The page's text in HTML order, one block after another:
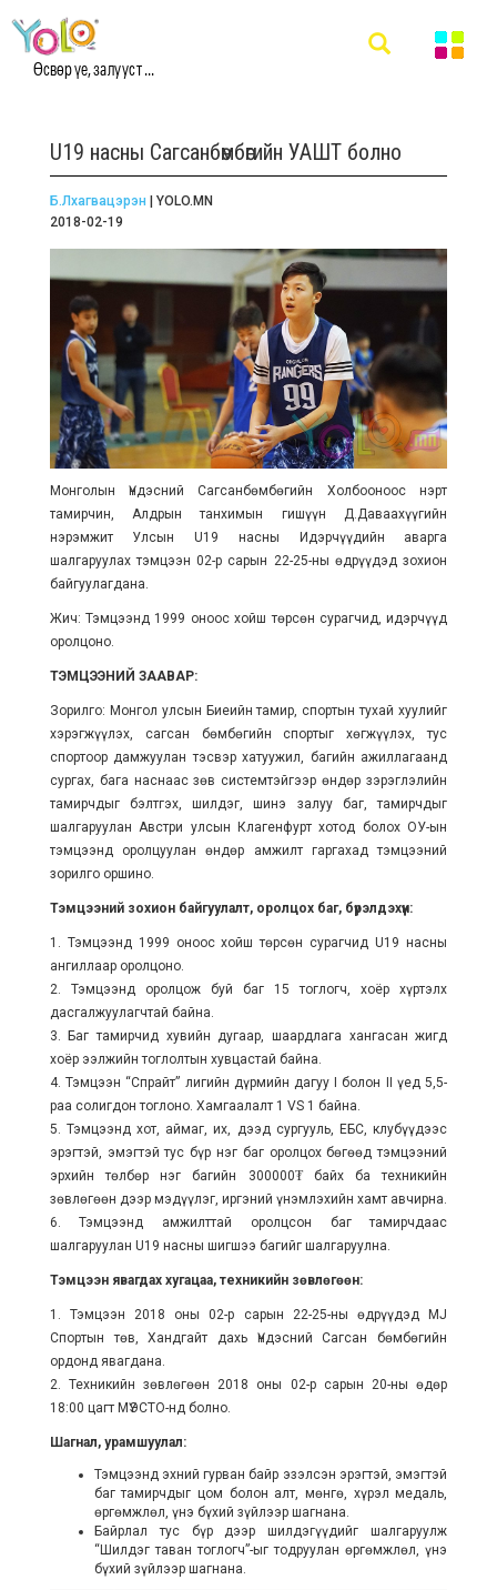
Өсвөр үе, залууст ...
U19 насны Сагсанбөмбөгийн УАШТ болно
Б.Лхагвацэрэн | YOLO.MN
2018-02-19
Монголын Үндэсний Сагсанбөмбөгийн Холбооноос нэрт
тамирчин, Алдрын танхимын гишүүн Д.Даваахүүгийн
нэрэмжит Улсын U19 насны Идэрчүүдийн аварга
шалгаруулах тэмцээн 02-р сарын 22-25-ны өдрүүдэд зохион
байгуулагдана.
Жич: Тэмцээнд 1999 оноос хойш төрсөн сурагчид, идэрчүүд
оролцоно.
ТЭМЦЭЭНИЙ ЗААВАР:
Зорилго: Монгол улсын Биеийн тамир, спортын тухай хуулийг
хэрэгжүүлэх, сагсан бөмбөгийн спортыг хөгжүүлэх, тус
спортоор дамжуулан тэсвэр хатуужил, багийн ажиллагаанд
сургах, бага наснаас зөв системтэйгээр өндөр зэрэглэлийн
тамирчдыг бэлтгэх, шилдэг, шинэ залуу баг, тамирчдыг
шалгаруулан Австри улсын Клагенфурт хотод болох ОУ-ын
тэмцээнд оролцуулан өндөр амжилт гаргахад тэмцээний
зорилго оршино.
Тэмцээний зохион байгуулалт, оролцох баг, бүрэлдэхүүн:
1. Тэмцээнд 1999 оноос хойш төрсөн сурагчид U19 насны
ангиллаар оролцоно.
2. Тэмцээнд оролцож буй баг 15 тоглогч, хоёр хүртэлх
дасгалжуулагчтай байна.
3. Баг тамирчид хувийн дугаар, шаардлага хангасан жигд
хоёр ээлжийн тоглолтын хувцастай байна.
4. Тэмцээн “Спрайт” лигийн дүрмийн дагуу I болон II үед 5,5-
раа солигдон тоглоно. Хамгаалалт 1 VS 1 байна.
5. Тэмцээнд хот, аймаг, их, дээд сургууль, ЕБС, клубүүдээс
эрэгтэй, эмэгтэй тус бүр нэг баг оролцох бөгөөд тэмцээний
эрхийн төлбөр нэг багийн 300000₮ байх ба техникийн
зөвлөгөөн дээр мэдүүлэг, иргэний үнэмлэхийн хамт авчирна.
6. Тэмцээнд амжилттай оролцсон баг тамирчдаас
шалгаруулан U19 насны шигшээ багийг шалгаруулна.
Тэмцээн явагдах хугацаа, техникийн зөвлөгөөн:
1. Тэмцээн 2018 оны 02-р сарын 22-25-ны өдрүүдэд MJ
Спортын төв, Хандгайт дахь Үндэсний Сагсан бөмбөгийн
ордонд явагдана.
2. Техникийн зөвлөгөөн 2018 оны 02-р сарын 20-ны өдөр
18:00 цагт МҮЭСТО-нд болно.
Шагнал, урамшуулал:
Тэмцээнд эхний гурван байр эзэлсэн эрэгтэй, эмэгтэй
баг тамирчдыг цом болон алт, мөнгө, хүрэл медаль,
өргөмжлөл, үнэ бүхий зүйлээр шагнана.
Байрлал тус бүр дээр шилдэгүүдийг шалгаруулж
“Шилдэг таван тоглогч”-ыг тодруулан өргөмжлөл, үнэ
бүхий зүйлээр шагнана.